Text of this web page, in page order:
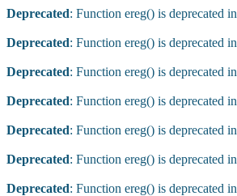
Deprecated: Function ereg() is deprecated in
Deprecated: Function ereg() is deprecated in
Deprecated: Function ereg() is deprecated in
Deprecated: Function ereg() is deprecated in
Deprecated: Function ereg() is deprecated in
Deprecated: Function ereg() is deprecated in
Deprecated: Function ereg() is deprecated in